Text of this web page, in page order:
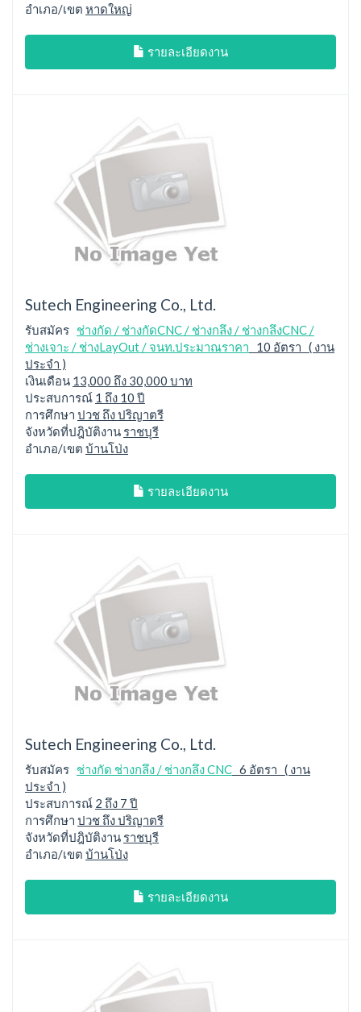
อำเภอ/เขต หาดใหญ่
รายละเอียดงาน
Sutech Engineering Co., Ltd.
รับสมัคร ช่างกัด / ช่างกัดCNC / ช่างกลึง / ช่างกลึงCNC /
ช่างเจาะ / ช่างLayOut / จนท.ประมาณราคา 10 อัตรา ( งาน
ประจำ )
เงินเดือน 13,000 ถึง 30,000 บาท
ประสบการณ์ 1 ถึง 10 ปี
การศึกษา ปวช ถึง ปริญาตรี
จังหวัดที่ปฎิบัติงาน ราชบุรี
อำเภอ/เขต บ้านโป่ง
รายละเอียดงาน
Sutech Engineering Co., Ltd.
รับสมัคร ช่างกัด ช่างกลึง / ช่างกลึง CNC 6 อัตรา ( งาน
ประจำ )
ประสบการณ์ 2 ถึง 7 ปี
การศึกษา ปวช ถึง ปริญาตรี
จังหวัดที่ปฎิบัติงาน ราชบุรี
อำเภอ/เขต บ้านโป่ง
รายละเอียดงาน